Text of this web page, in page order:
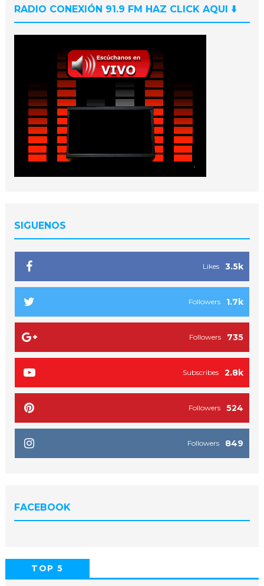
RADIO CONEXIÓN 91.9 FM HAZ CLICK AQUI ⬇️
SIGUENOS
3.5k
Likes
1.7k
Followers
735
Followers
2.8k
Subscribes
524
Followers
849
Followers
FACEBOOK
TOP 5